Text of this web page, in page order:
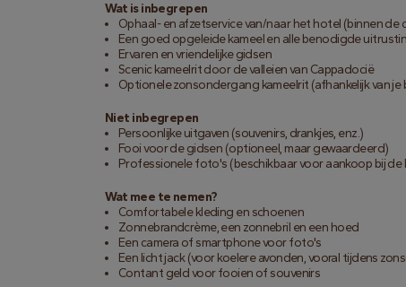
Wat is inbegrepen
Ophaal- en afzetservice van/naar het hotel (binnen de
Een goed opgeleide kameel en alle benodigde
Ervaren en vriendelijke gidsen
Scenic kameelrit door de valleien van Cappadocië
Optionele zonsondergang kameelrit (afhankelijk van je
Niet inbegrepen
Persoonlijke uitgaven (souvenirs, drankjes, enz.)
Fooi voor de gidsen (optioneel, maar gewaardeerd)
Professionele foto's (beschikbaar voor aankoop bij de
Wat mee te nemen?
Comfortabele kleding en schoenen
Zonnebrandcrème, een zonnebril en een hoed
Een camera of smartphone voor foto's
Een licht jack (voor koelere avonden, vooral tijdens
Contant geld voor fooien of souvenirs